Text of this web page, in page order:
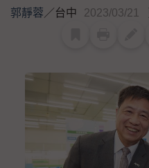
郭靜蓉／台中 2023/03/21